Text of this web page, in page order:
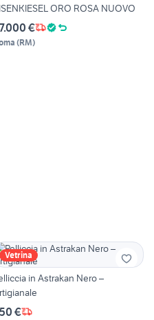
ORO ROSA NUOVO
€
(RM)
Vetrina
in Astrakan Nero –
€